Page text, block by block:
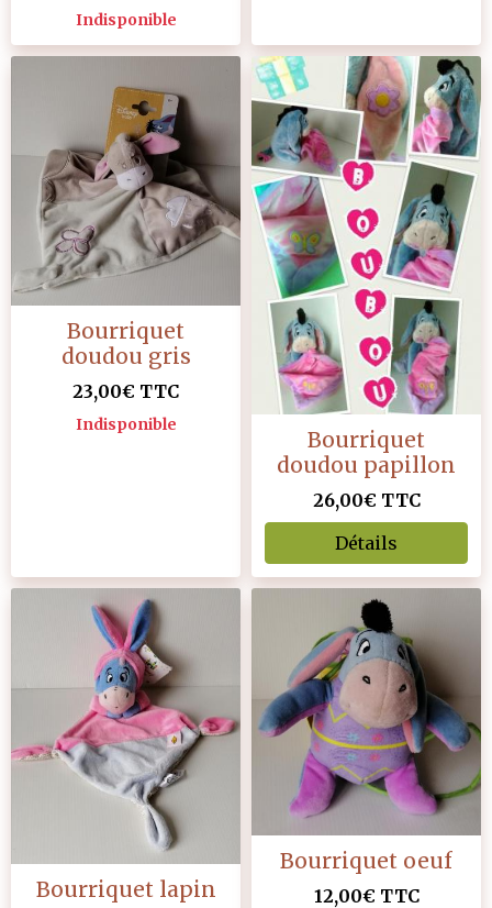
Indisponible
Bourriquet
doudou gris
23,00€ TTC
Indisponible
Bourriquet
doudou papillon
26,00€ TTC
Détails
Bourriquet lapin
Bourriquet oeuf
12,00€ TTC